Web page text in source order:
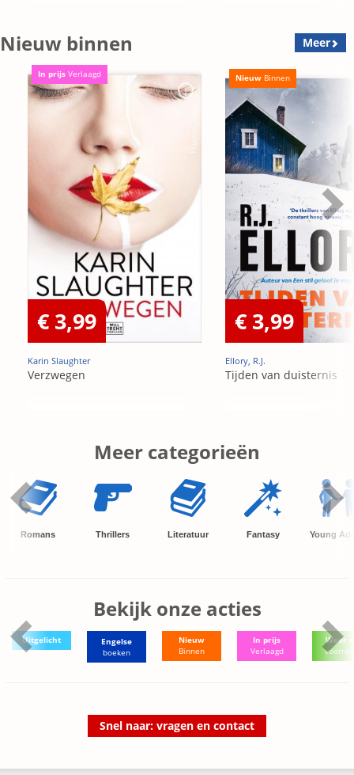
Nieuw binnen Meer
In prijs Verlaagd
€ 3,99
Karin Slaughter
Verzwegen
Nieuw Binnen
€ 3,99
Ellory, R.J.
Tijden van duisternis
Meer categorieën
Romans Thrillers Literatuur Fantasy Young
Bekijk onze acties
Uitgelicht
Engelse
boeken
Nieuw
Binnen
In prijs
Verlaagd
Weer
Snel naar: vragen en contact